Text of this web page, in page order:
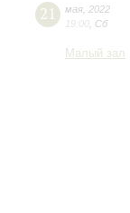
21 мая 2022
19:00 Сб
Малый зал